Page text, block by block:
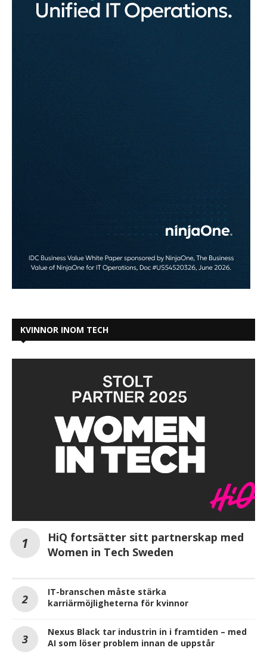
KVINNOR INOM TECH
HiQ fortsätter sitt partnerskap med
Women in Tech Sweden
IT-branschen måste stärka
karriärmöjligheterna för kvinnor
Nexus Black tar industrin in i framtiden – med
AI som löser problem innan de uppstår